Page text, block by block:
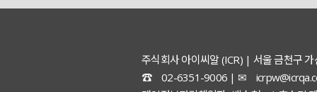
주식회사 아이씨알 (ICR) | 서울 금천구
☎ 02-6351-9006 | ✉